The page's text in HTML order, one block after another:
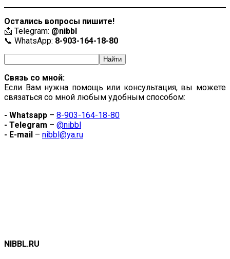
Остались вопросы пишите!
📩 Telegram: @nibbl
📞 WhatsApp: 8-903-164-18-80
Связь со мной:
Если Вам нужна помощь или консультация, вы можете
связаться со мной любым удобным способом:
- Whatsapp – 8-903-164-18-80
- Telegram – @nibbl
- E-mail – nibbl@ya.ru
NIBBL.RU